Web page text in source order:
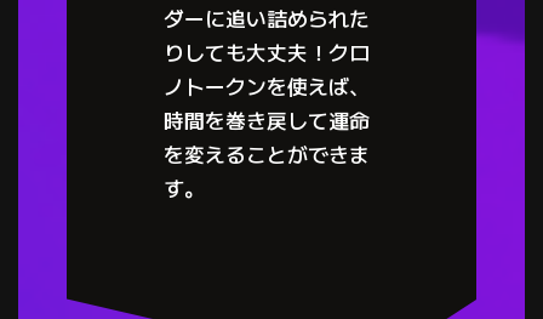
ダーに追い詰められた
りしても大丈夫！クロ
ノトークンを使えば、
時間を巻き戻して運命
を変えることができま
す。